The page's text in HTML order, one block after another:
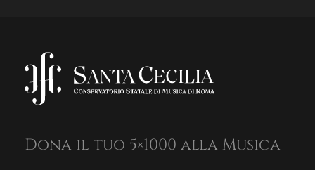
Dona il tuo 5×1000 alla Musica